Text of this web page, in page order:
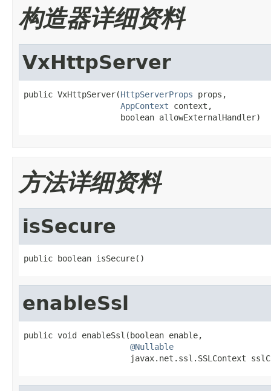
构造器详细资料
VxHttpServer
public VxHttpServer(HttpServerProps props,
AppContext context,
                    boolean allowExternalHandler)
方法详细资料
isSecure
public boolean isSecure()
enableSsl
public void enableSsl(boolean enable,
@Nullable
javax.net.ssl.SSLContext